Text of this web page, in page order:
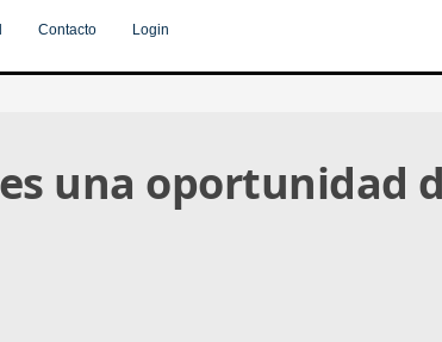
Contacto Login
una oportunidad